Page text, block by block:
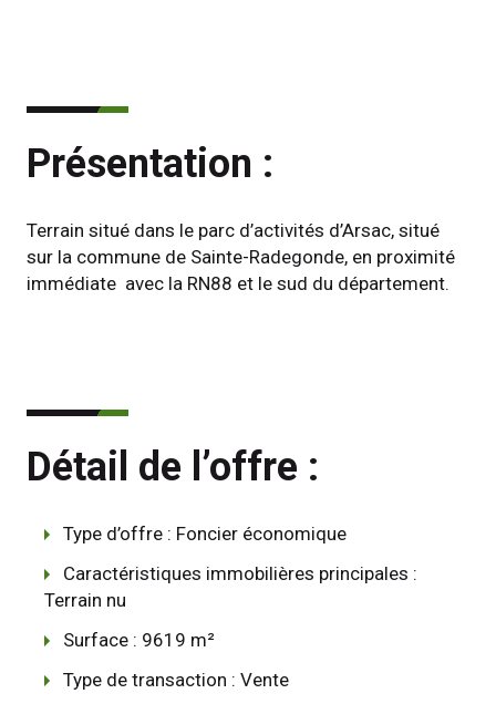
Présentation :
Terrain situé dans le parc d’activités d’Arsac, situé
sur la commune de Sainte-Radegonde, en proximité
immédiate  avec la RN88 et le sud du département.
Détail de l’offre :
Type d’offre : Foncier économique
Caractéristiques immobilières principales :
Terrain nu
Surface : 9619 m²
Type de transaction : Vente